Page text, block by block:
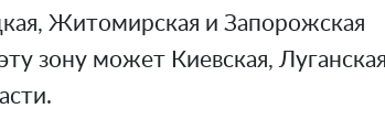
Житомирская и Запорожская
зону может Киевская,